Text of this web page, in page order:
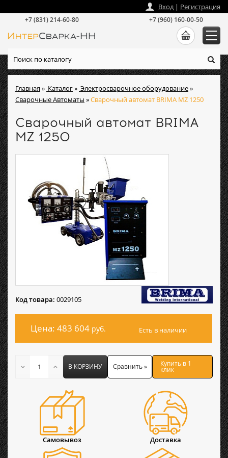
Главная» Каталог» Электросварочное оборудование»
Сварочные Автоматы »Сварочный автомат BRIMA MZ 1250
Сварочный автомат BRIMA
MZ 1250
Код товара: 0029105
Цена: 483 604 руб. Есть в наличии
В КОРЗИНУ Сравнить » Купить в 1
клик
Самовывоз Доставка
Вход| Регистрация
+7 (831) 214-60-80 +7 (960) 160-00-50